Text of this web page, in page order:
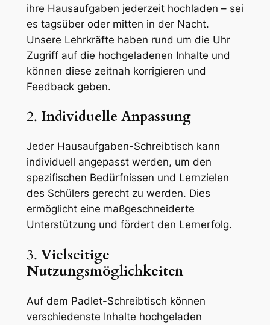
ihre Hausaufgaben jederzeit hochladen – sei
es tagsüber oder mitten in der Nacht.
Unsere Lehrkräfte haben rund um die Uhr
Zugriff auf die hochgeladenen Inhalte und
können diese zeitnah korrigieren und
Feedback geben.
2. Individuelle Anpassung
Jeder Hausaufgaben-Schreibtisch kann
individuell angepasst werden, um den
spezifischen Bedürfnissen und Lernzielen
des Schülers gerecht zu werden. Dies
ermöglicht eine maßgeschneiderte
Unterstützung und fördert den Lernerfolg.
3. Vielseitige
Nutzungsmöglichkeiten
Auf dem Padlet-Schreibtisch können
verschiedenste Inhalte hochgeladen